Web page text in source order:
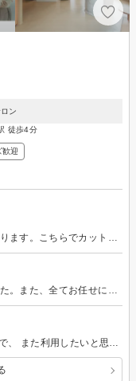
ン
徒歩4分
歓迎
いつも、似合うようにカットいただけて、助かります。こちらでカットした翌日は、髪型を褒められる率が高い気がしてます
丁寧な接客で、初めてでも安心できるお店でした。また、全てお任せにしたにも関わらず、納得できる髪型に仕立てあげてくださり嬉しかったです。
2回目の利用です。 今回もとても良い仕上がりで、 また利用したいと思っています。